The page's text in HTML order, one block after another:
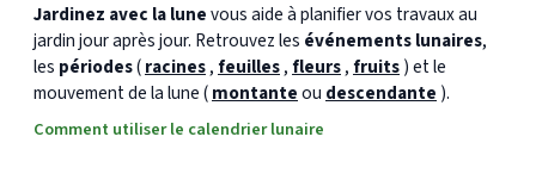
Jardinez avec la lunevous aide à planifier vos travaux au
jardin jour après jour. Retrouvez les événements lunaires,
les périodes(racines, feuilles, fleurs, fruits) et le
mouvement de la lune (montanteou descendante ).
Comment utiliser le calendrier lunaire